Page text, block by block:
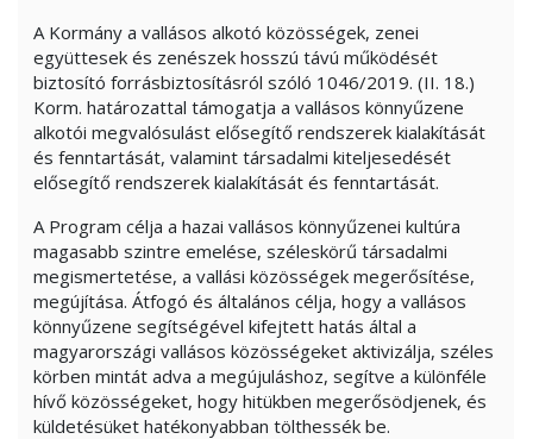
A Kormány a vallásos alkotó közösségek, zenei
együttesek és zenészek hosszú távú működését
biztosító forrásbiztosításról szóló 1046/2019. (II. 18.)
Korm. határozattal támogatja a vallásos könnyűzene
alkotói megvalósulást elősegítő rendszerek kialakítását
és fenntartását, valamint társadalmi kiteljesedését
elősegítő rendszerek kialakítását és fenntartását.
A Program célja a hazai vallásos könnyűzenei kultúra
magasabb szintre emelése, széleskörű társadalmi
megismertetése, a vallási közösségek megerősítése,
megújítása. Átfogó és általános célja, hogy a vallásos
könnyűzene segítségével kifejtett hatás által a
magyarországi vallásos közösségeket aktivizálja, széles
körben mintát adva a megújuláshoz, segítve a különféle
hívő közösségeket, hogy hitükben megerősödjenek, és
küldetésüket hatékonyabban tölthessék be.